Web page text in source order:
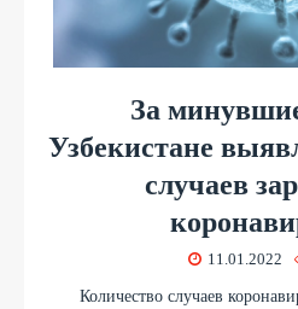
За
Узбекистане
случаев
11.01.2022
Количество случаев